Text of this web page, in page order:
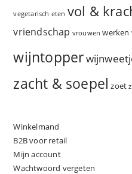
vegetarisch eten vol &
vriendschap vrouwen werken
wijntopper
zacht & soepel zoet
Winkelmand
B2B voor retail
Mijn account
Wachtwoord vergeten